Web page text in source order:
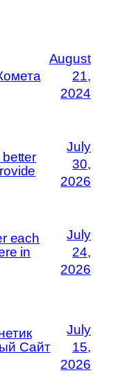
August
21,
2024
July
30,
2026
each
in
July
24,
2026
Сайт
July
15,
2026